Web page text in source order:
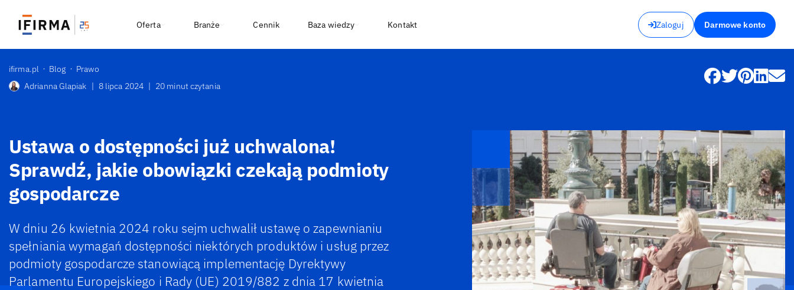
Zaloguj Darmowe konto
Oferta Branże Cennik Baza wiedzy Kontakt
ifirma.pl Blog
Prawo
Adrianna Glapiak | 8 lipca 2024 | 20 minut czytania
Ustawa o dostępności już uchwalona!
Sprawdź, jakie obowiązki czekają podmioty
gospodarcze
W dniu 26 kwietnia 2024 roku sejm uchwalił ustawę o zapewnianiu
spełniania wymagań dostępności niektórych produktów i usług przez
podmioty gospodarcze stanowiącą implementację Dyrektywy
Parlamentu Europejskiego i Rady (UE) 2019/882 z dnia 17 kwietnia